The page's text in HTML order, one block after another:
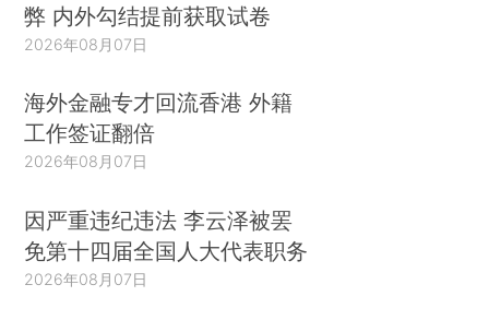
弊 内外勾结提前获取试卷
2026年08月07日
海外金融专才回流香港 外籍
工作签证翻倍
2026年08月07日
因严重违纪违法 李云泽被罢
免第十四届全国人大代表职务
2026年08月07日